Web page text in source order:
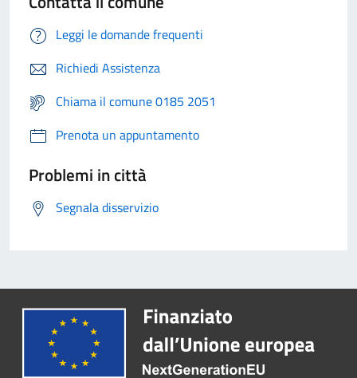
Leggi le domande frequenti
Richiedi Assistenza
Chiama il comune 0185 2051
Prenota un appuntamento
Problemi in città
Segnala disservizio